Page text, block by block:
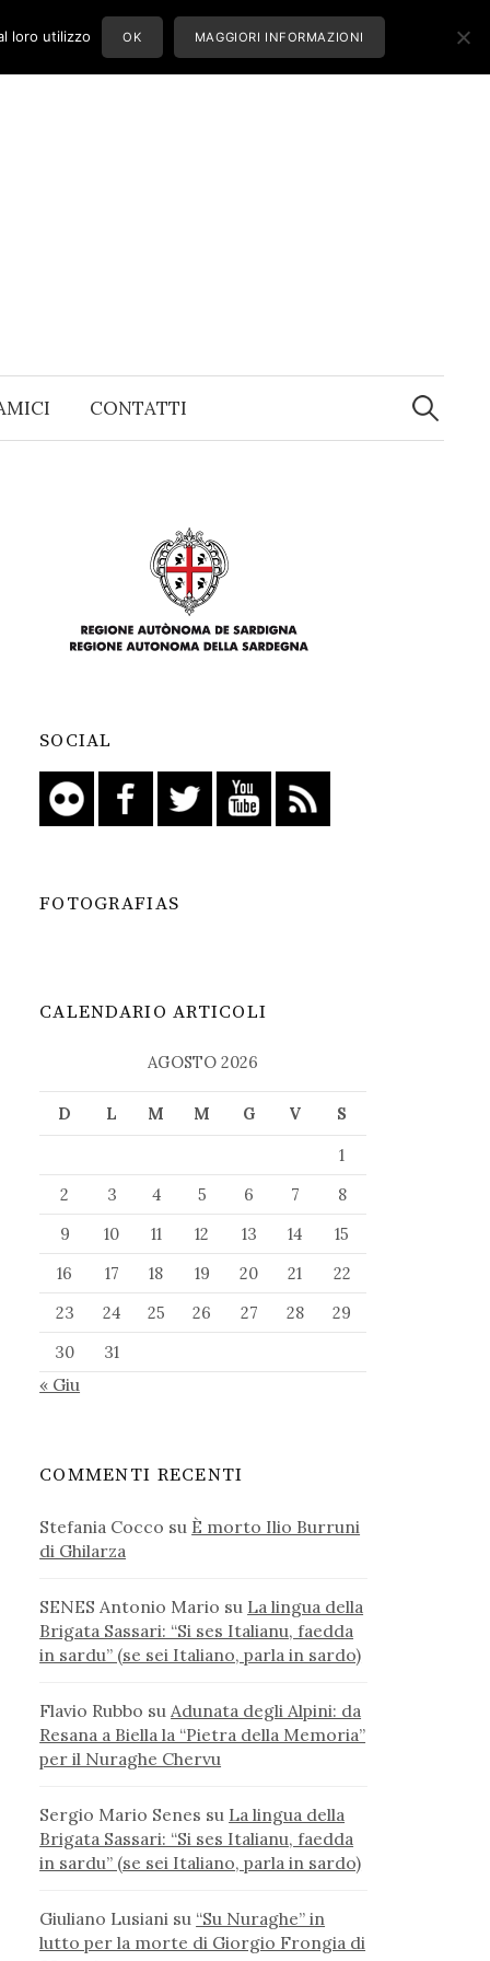
CONTATTI
Ricerca
per:
SOCIAL
FOTOGRAFIAS
CALENDARIO ARTICOLI
AGOSTO 2026
D L M M G V
S
1
2
3 4 5 6 7
8
9
10 11 12 13 14
15
16
17 18 19 20 21
22
23
24 25 26 27 28
29
30
31
« Giu
COMMENTI RECENTI
Stefania Cocco su È morto Ilio Burruni
di Ghilarza
SENES Antonio Mario su La lingua della
Brigata Sassari: “Si ses Italianu, faedda
in sardu” (se sei Italiano, parla in sardo)
Flavio Rubbo su Adunata degli Alpini: da
Resana a Biella la “Pietra della Memoria”
per il Nuraghe Chervu
Sergio Mario Senes su La lingua della
Brigata Sassari: “Si ses Italianu, faedda
in sardu” (se sei Italiano, parla in sardo)
Giuliano Lusiani su “Su Nuraghe” in
lutto per la morte di Giorgio Frongia di
loro utilizzo OK MAGGIORI INFORMAZIONI